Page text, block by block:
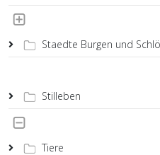
Staedte Burgen und
Stilleben
Tiere